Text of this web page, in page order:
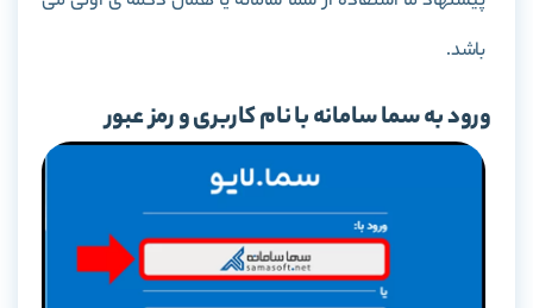
باشد.
ورود به سما سامانه با نام کاربری و رمز عبور